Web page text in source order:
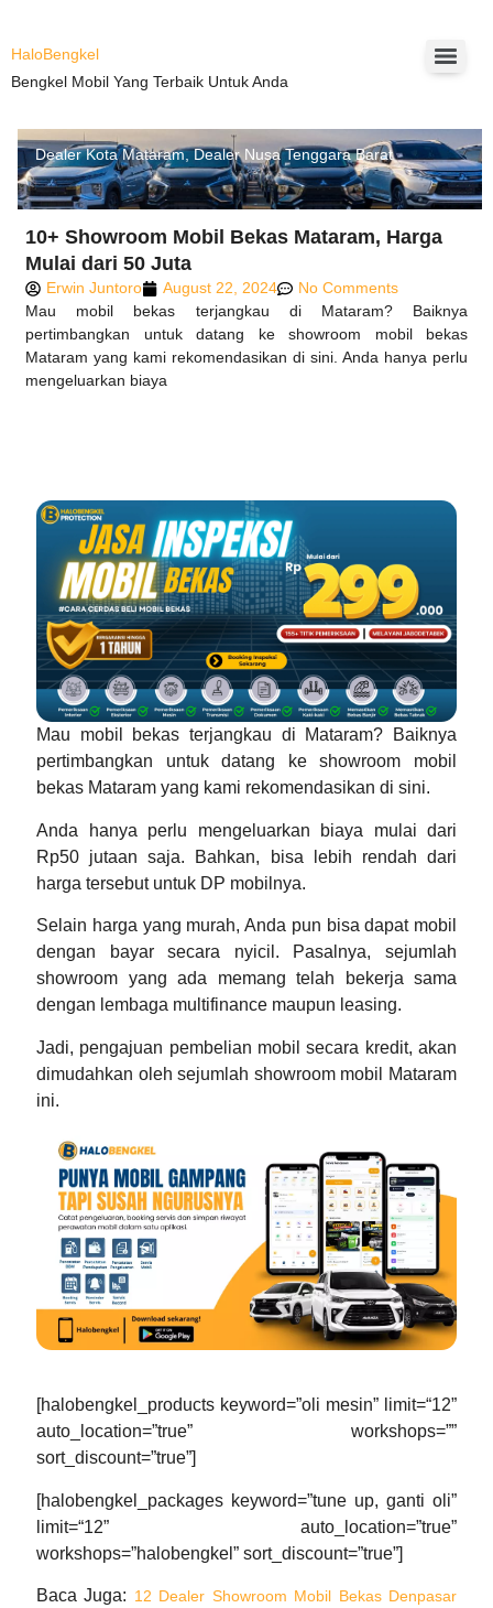
HaloBengkel
Bengkel Mobil Yang Terbaik Untuk Anda
Dealer Kota Mataram,Dealer Nusa Tenggara Barat
10+ Showroom Mobil Bekas Mataram, Harga
Mulai dari 50 Juta
Erwin Juntoro August 22, 2024
No Comments
Mau mobil bekas terjangkau di Mataram? Baiknya
pertimbangkan untuk datang ke showroom mobil bekas
Mataram yang kami rekomendasikan di sini. Anda hanya perlu
mengeluarkan biaya
Mau mobil bekas terjangkau di Mataram? Baiknya
pertimbangkan untuk datang keshowroom mobil
bekas Mataram yang kami rekomendasikan di sini.
Anda hanya perlu mengeluarkan biaya mulai dari
Rp50 jutaan saja. Bahkan, bisa lebih rendah dari
harga tersebut untuk DP mobilnya.
Selain harga yang murah, Anda pun bisa dapat mobil
dengan bayar secara nyicil. Pasalnya, sejumlah
showroom yang ada memang telah bekerja sama
dengan lembaga multifinance maupun leasing.
Jadi, pengajuan pembelian mobil secara kredit, akan
dimudahkan oleh sejumlah showroom mobil Mataram
ini.
[halobengkel_products keyword=”oli mesin” limit=“12”
auto_location=”true” workshops=””
sort_discount=”true”]
[halobengkel_packages keyword=”tune up, ganti oli”
limit=“12” auto_location=”true”
workshops=”halobengkel” sort_discount=”true”]
Baca Juga: 12 Dealer Showroom Mobil Bekas Denpasar